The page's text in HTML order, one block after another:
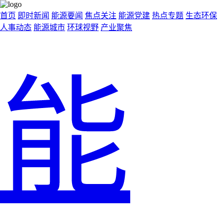
首页 即时新闻 能源要闻 焦点关注 能源党建 热点专题 生态环保
人事动态 能源城市 环球视野 产业聚焦
能